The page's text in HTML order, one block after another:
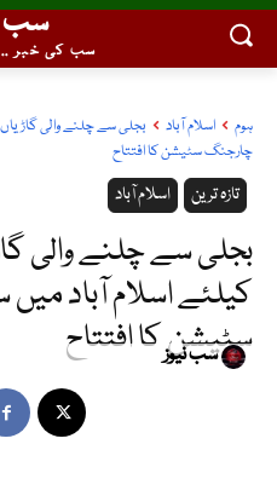
سب
سب کی خبر
ہوم اسلام آباد
بجلی سے چلنے والی
چارجنگ سٹیشن کا افتتاح
اسلام آباد تازہ ترین
بجلی سے چلنے والی
کیلئے اسلام آباد
سٹیشن کا افتتاح
سب نیوز